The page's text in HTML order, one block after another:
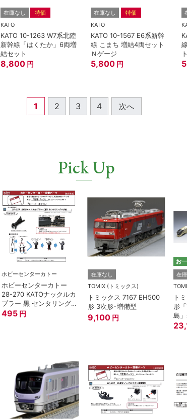
在庫なし
特価
KATO
KATO 10-1263 W7系北陸
新幹線「はくたか」6両増
結セット
8,800 円
在庫なし
特価
KATO
KATO 10-1567 E6系新幹
線 こまち 増結4両セット
Ｎゲージ
5,800 円
ト
1 2 3 4 次へ
Pick Up
ホビーセンターカトー
ホビーセンターカトー
28-270 KATOナックルカ
プラー 黒 センタリングバ
ネ付 (10個入り） Nゲー
495 円
在庫なし
TOMIX (トミックス)
トミックス 7167 EH500
形 3次形･増備型
9,100 円
お
在
ト
形
島
道